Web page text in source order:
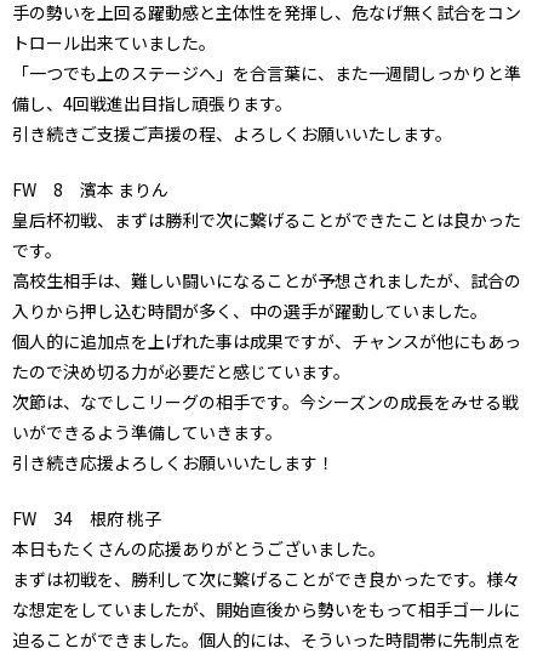
手の勢いを上回る躍動感と主体性を発揮し、危なげ無く試合をコン
トロール出来ていました。
「一つでも上のステージへ」を合言葉に、また一週間しっかりと準
備し、4回戦進出目指し頑張ります。
引き続きご支援ご声援の程、よろしくお願いいたします。
FW 8 濱本 まりん
皇后杯初戦、まずは勝利で次に繋げることができたことは良かった
です。
高校生相手は、難しい闘いになることが予想されましたが、試合の
入りから押し込む時間が多く、中の選手が躍動していました。
個人的に追加点を上げれた事は成果ですが、チャンスが他にもあっ
たので決め切る力が必要だと感じています。
次節は、なでしこリーグの相手です。今シーズンの成長をみせる戦
いができるよう準備していきます。
引き続き応援よろしくお願いいたします！
FW 34 根府 桃子
本日もたくさんの応援ありがとうございました。
まずは初戦を、勝利して次に繋げることができ良かったです。様々
な想定をしていましたが、開始直後から勢いをもって相手ゴールに
迫ることができました。個人的には、そういった時間帯に先制点を